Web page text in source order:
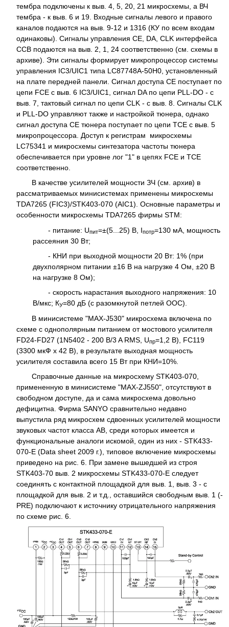
тембра подключены к выв. 4, 5, 20, 21 микросхемы, а ВЧ
тембра - к выв. 6 и 19. Входные сигналы левого и правого
каналов подаются на выв. 9-12 и 1316 (КУ по всем входам
одинаковы). Сигналы управления CE, DA, CLK интерфейса
ССВ подаются на выв. 2, 1, 24 соответственно (см. схемы в
архиве). Эти сигналы формирует микропроцессор системы
управления IC3/UIC1 типа LC87748A-50H0, установленный
на плате передней панели. Сигнал доступа СЕ поступает по
цепи FCE с выв. 6 IC3/UIC1, сигнал DA по цепи PLL-DO - с
выв. 7, тактовый сигнал по цепи CLK - с выв. 8. Сигналы CLK
и PLL-DO управляют также и настройкой тюнера, однако
сигнал доступа СЕ тюнера поступает по цепи ТСЕ с выв. 5
микропроцессора. Доступ к регистрам микросхемы
LC75341 и микросхемы синтезатора частоты тюнера
обеспечивается при уровне лог "1" в цепях FCE и ТСЕ
соответственно.
В качестве усилителей мощности ЗЧ (см. архив) в
рассматриваемых минисистемах применены микросхемы
TDA7265 (FIC3)/STK403-070 (AIC1). Основные параметры и
особенности микросхемы TDA7265 фирмы STM:
- питание: Uпит=±(5...25) В, Iпотр=130 мА, мощность
рассеяния 30 Вт;
- КНИ при выходной мощности 20 Вт: 1% (при
двухполярном питании ±16 В на нагрузке 4 Ом, ±20 В
на нагрузке 8 Ом);
- скорость нарастания выходного напряжения: 10
В/мкс; КУ=80 дБ (с разомкнутой петлей ООС).
В минисистеме "MAX-J530" микросхема включена по
схеме с однополярным питанием от мостового усилителя
FD24-FD27 (1N5402 - 200 B/3 A RMS, Uпр=1,2 В), FC119
(3300 мкФ x 42 В), в результате выходная мощность
усилителя составила всего 15 Вт при КНИ=10%.
Справочные данные на микросхему STK403-070,
примененную в минисистеме "MAX-ZJ550", отсутствуют в
свободном доступе, да и сама микросхема довольно
дефицитна. Фирма SANYO сравнительно недавно
выпустила ряд микросхем сдвоенных усилителей мощности
звуковых частот класса АВ, среди которых имеется и
функциональные аналоги искомой, один из них - STK433-
070-E (Data sheet 2009 г.), типовое включение микросхемы
приведено на рис. 6. При замене вышедшей из строя
STK403-70 выв. 2 микросхемы STK433-070-E следует
соединять с контактной площадкой для выв. 1, выв. 3 - с
площадкой для выв. 2 и т.д., оставшийся свободным выв. 1 (-
PRE) подключают к источнику отрицательного напряжения
по схеме рис. 6.